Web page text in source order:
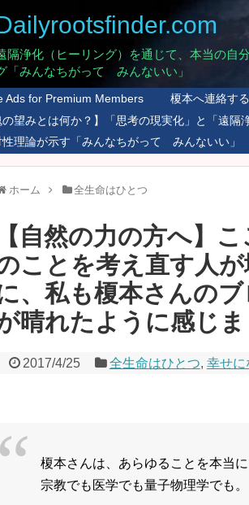
隔浄化（ヒーリング）を通じて、本当の
「みんなちがって みんないい」
Ads for Premium Members
榎本へ連絡す
の望みとは何か？】「思考の現実化」と「遠隔
性理論が示す「みんなちがって みんないい」
ホーム 全生命はひとつ
【自然の力の方へ】
ことを考え直す人
、私も榎本さんの
晴れたように感じ
2017/4/25 全生命はひとつ, 幸せに
榎本さんは、あらゆることを本当
宗教でも医学でも量子物理学でも。